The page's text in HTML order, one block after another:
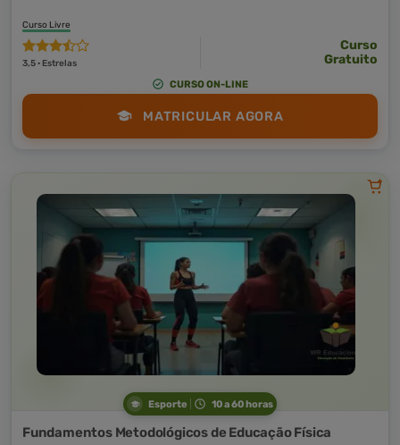
Curso Livre
3,5 · Estrelas
Curso
Gratuito
CURSO ON-LINE
MATRICULAR AGORA
Esporte 10 a 60 horas
Fundamentos Metodológicos de Educação Física